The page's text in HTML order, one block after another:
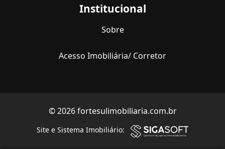
Institucional
Sobre
Acesso Imobiliária/ Corretor
© 2026 fortesulimobiliaria.com.br
Site e Sistema Imobiliário: